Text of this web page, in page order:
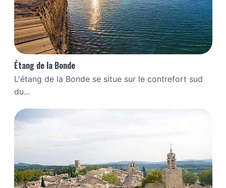
Étang de la Bonde
L'étang de la Bonde se situe sur le contrefort sud
du...